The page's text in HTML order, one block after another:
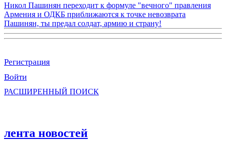
Никол Пашинян переходит к формуле "вечного" правления
Армения и ОДКБ приближаются к точке невозврата
Пашинян, ты предал солдат, армию и страну!
Регистрация
Войти
РАСШИРЕННЫЙ ПОИСК
лента новостей